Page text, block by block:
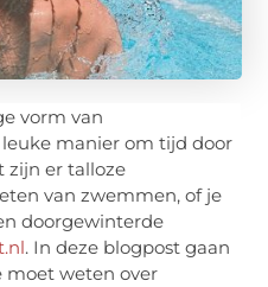
vorm van
manier om tijd door
zijn er talloze
van zwemmen, of je
doorgewinterde
. In deze blogpost gaan
moet weten over